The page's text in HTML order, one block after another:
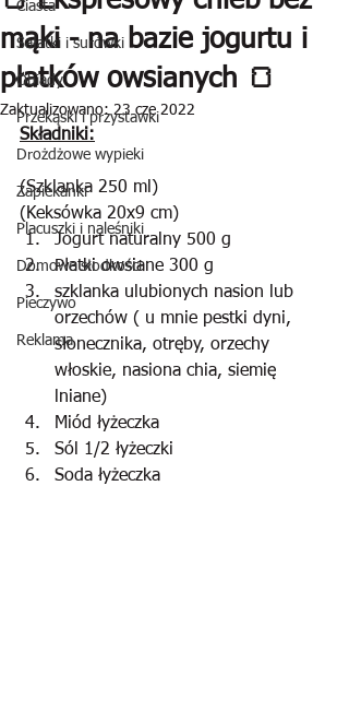
Ciasta
Sałatki i surówki
Obiady
Przekąski i przystawki
Drożdżowe wypieki
Zapiekanki
Placuszki i naleśniki
Domowe słodkości
Pieczywo
Reklama
mąki - na bazie jogurtu i
płatków owsianych 🍞
Zaktualizowano:23 cze 2022
Składniki:
(Szklanka 250 ml)
(Keksówka 20x9 cm)
Jogurt naturalny 500 g
Płatki owsiane 300 g
szklanka ulubionych nasion lub
orzechów ( u mnie pestki dyni,
słonecznika, otręby, orzechy
włoskie, nasiona chia, siemię
lniane)
Miód łyżeczka
Sól 1/2 łyżeczki
Soda łyżeczka